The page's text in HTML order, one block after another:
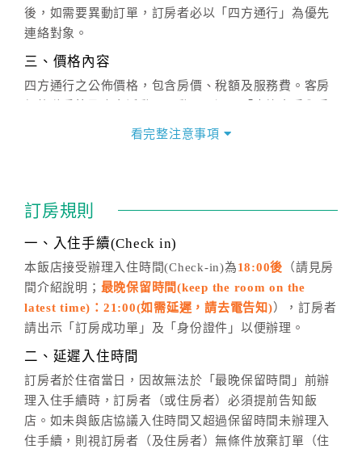
後，如需要異動訂單，訂房者必以「四方通行」為優先
連絡對象。
三、價格內容
四方通行之公佈價格，包含房價、稅額及服務費。客房
價」之當日價格為標準。
話方式異動訂單。
※非客服時間之申辦異動，皆為次日計算及辦理。
五、客服時間
週一至週日，上午9:00～晚上6:00
六、聯絡方式
(07)9682715 。
看完整注意事項
訂房規則
一、入住手續(Check in)
本飯店接受辦理入住時間(Check-in)為18:00後 （請見房
間介紹說明； 最晚保留時間(keep the room on the
latest time)：21:00(如需延遲，請去電告知)），訂房者
請出示「訂房成功單」及「身份證件」以便辦理。
二、延遲入住時間
訂房者於住宿當日，因故無法於「最晚保留時間」前辦
理入住手續時，訂房者（或住房者）必須提前告知飯
店。如未與飯店協議入住時間又超過保留時間未辦理入
住手續，則視訂房者（及住房者）無條件放棄訂單（住